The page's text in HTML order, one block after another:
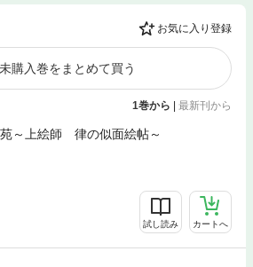
お気に入り登録
未購入巻をまとめて買う
1巻から | 最新刊から
～上絵師 律の似面絵帖～
試し読み カートへ